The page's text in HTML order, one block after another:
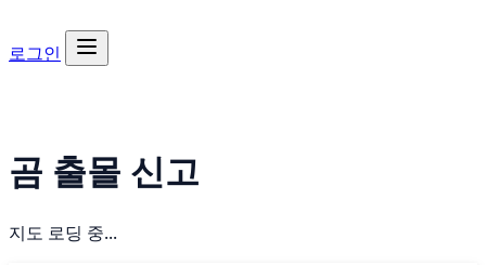
로그인
곰 출몰 신고
지도 로딩 중...